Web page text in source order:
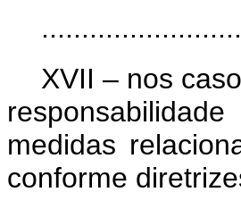
XVII – nos
medidas
conforme